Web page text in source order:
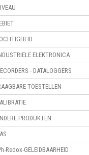
ELEKTRONICA
- DATALOGGERS
TOESTELLEN
PRODUKTEN
Redox-GELEIDBAARHEID